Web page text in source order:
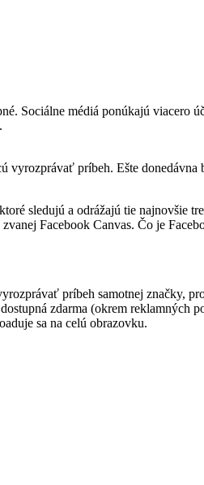
Sociálne médiá ponúkajú viacero
príbeh. Ešte
sledujú a odrážajú tie najnovšie
Facebook Canvas. Čo je
príbeh samotnej značky,
zdarma (okrem reklamných
sa na celú obrazovku.